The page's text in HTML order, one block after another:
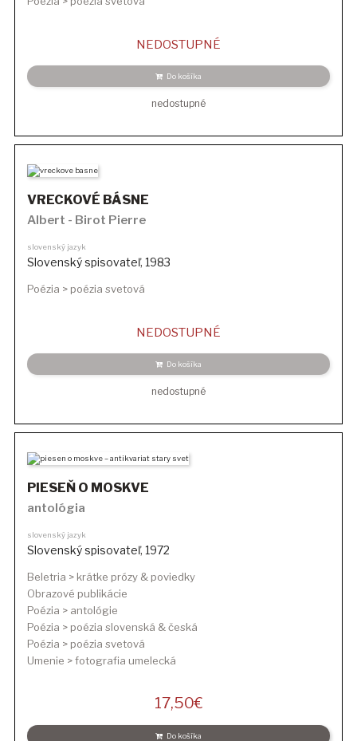
NEDOSTUPNÉ
Do košíka
nedostupné
VRECKOVÉ BÁSNE
Albert - Birot Pierre
slovenský jazyk
Slovenský spisovateľ, 1983
Poézia > poézia svetová
NEDOSTUPNÉ
Do košíka
nedostupné
PIESEŇ O MOSKVE
antológia
slovenský jazyk
Slovenský spisovateľ, 1972
Beletria > krátke prózy & poviedky
Obrazové publikácie
Poézia > antológie
Poézia > poézia slovenská & česká
Poézia > poézia svetová
Umenie > fotografia umelecká
17,50€
Do košíka